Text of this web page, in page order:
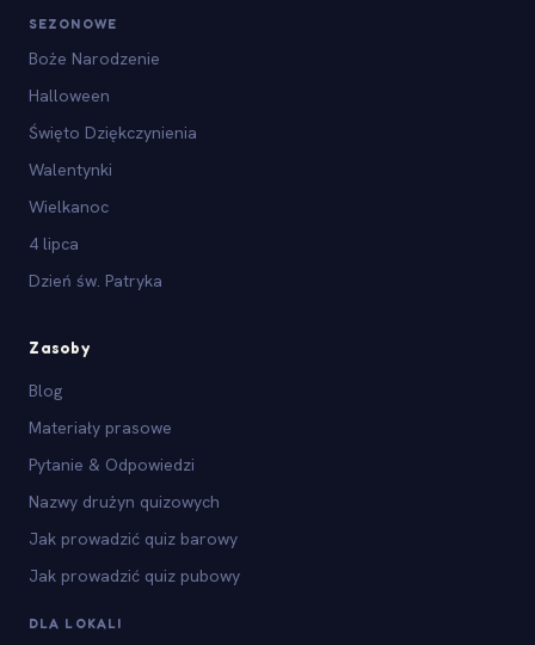
SEZONOWE
Boże Narodzenie
Halloween
Święto Dziękczynienia
Walentynki
Wielkanoc
4 lipca
Dzień św. Patryka
Zasoby
Blog
Materiały prasowe
Pytanie & Odpowiedzi
Nazwy drużyn quizowych
Jak prowadzić quiz barowy
Jak prowadzić quiz pubowy
DLA LOKALI